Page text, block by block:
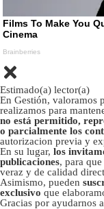
Estimado(a) lector(a)
En Gestión, valoramos
realizamos para
no está permitido,
o parcialmente los
autorizacion previa y
En su lugar, los
publicaciones, para
veraz y de calidad
Asimismo, pueden
exclusivo que
Gracias por ayudarnos